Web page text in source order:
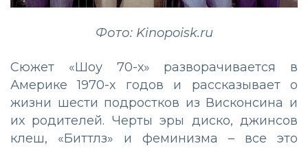
Фото: Kinopoisk.ru
Сюжет «Шоу 70-х» разворачивается в
Америке 1970-х годов и рассказывает о
жизни шести подростков из Висконсина и
их родителей. Черты эры диско, джинсов
клеш, «Биттлз» и феминизма – все это